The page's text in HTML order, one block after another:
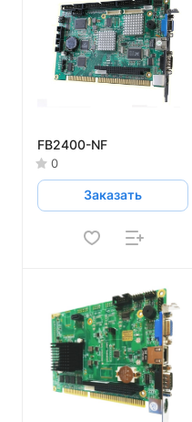
FB2400-NF
0
Заказать